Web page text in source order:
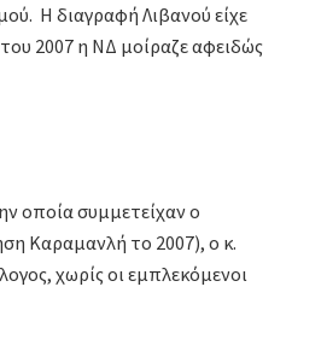
Η διαγραφή Λιβανού είχε
2007 η ΝΔ μοίραζε αφειδώς
οποία συμμετείχαν ο
Καραμανλή το 2007), ο κ.
χωρίς οι εμπλεκόμενοι